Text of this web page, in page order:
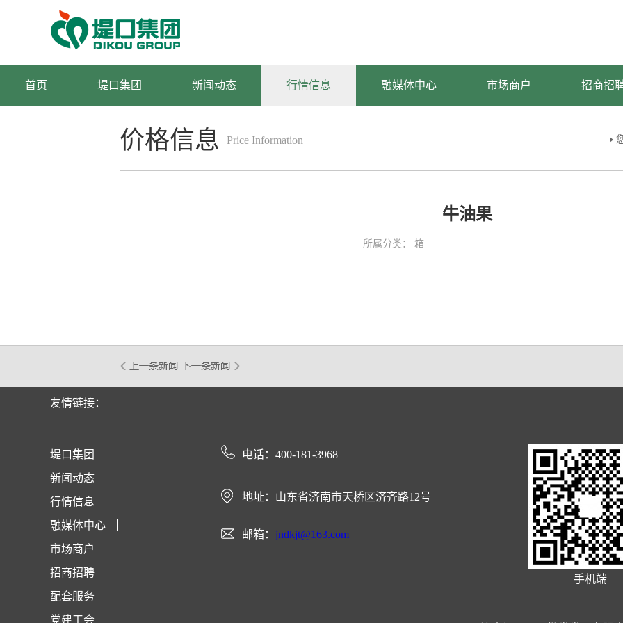
首页 堤口集团 新闻动态 行情信息 融媒体中心 市场商户 招商招
价格信息 Price Information
牛油果
所属分类： 箱
友情链接：
堤口集团
新闻动态
行情信息
融媒体中心
市场商户
招商招聘
配套服务
党建工会
电话：400-181-3968
地址：山东省济南市天桥区济齐路12号
邮箱： jndkjt@163.com
手机端